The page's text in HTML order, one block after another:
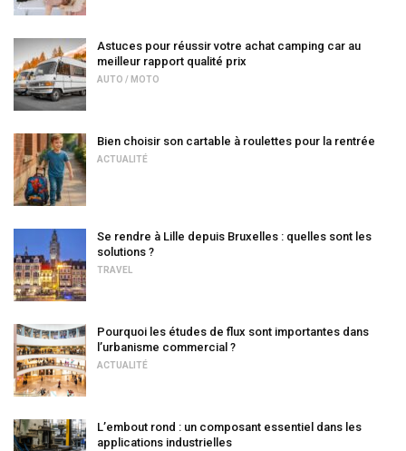
Astuces pour réussir votre achat camping car au
meilleur rapport qualité prix
AUTO / MOTO
Bien choisir son cartable à roulettes pour la rentrée
ACTUALITÉ
Se rendre à Lille depuis Bruxelles : quelles sont les
solutions ?
TRAVEL
Pourquoi les études de flux sont importantes dans
l’urbanisme commercial ?
ACTUALITÉ
L’embout rond : un composant essentiel dans les
applications industrielles